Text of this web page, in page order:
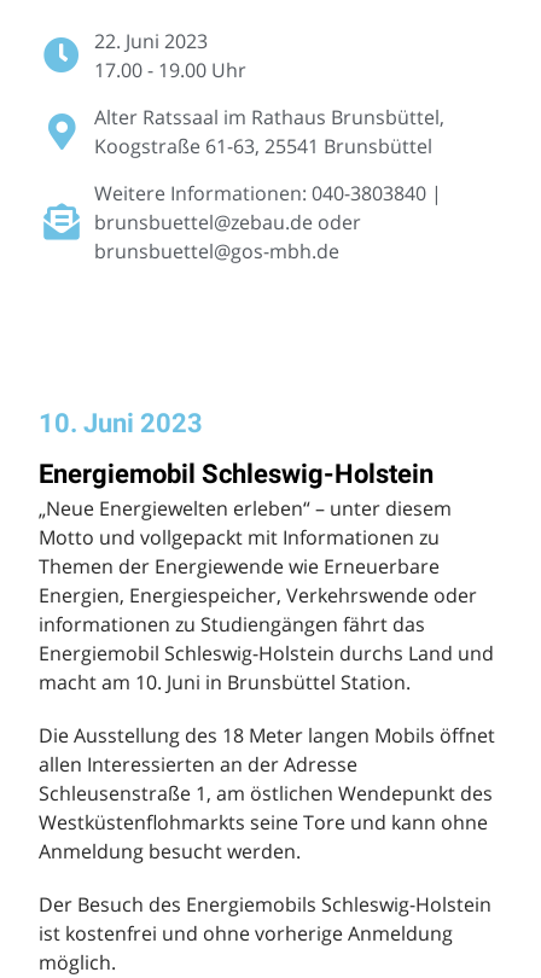
22. Juni 2023
17.00 - 19.00 Uhr
Alter Ratssaal im Rathaus Brunsbüttel,
Koogstraße 61-63, 25541 Brunsbüttel
Weitere Informationen: 040-3803840 |
brunsbuettel@zebau.de oder
brunsbuettel@gos-mbh.de
10. Juni 2023
Energiemobil Schleswig-Holstein
„Neue Energiewelten erleben“ – unter diesem
Motto und vollgepackt mit Informationen zu
Themen der Energiewende wie Erneuerbare
Energien, Energiespeicher, Verkehrswende oder
informationen zu Studiengängen fährt das
Energiemobil Schleswig-Holstein durchs Land und
macht am 10. Juni in Brunsbüttel Station.
Die Ausstellung des 18 Meter langen Mobils öffnet
allen Interessierten an der Adresse
Schleusenstraße 1, am östlichen Wendepunkt des
Westküstenflohmarkts seine Tore und kann ohne
Anmeldung besucht werden.
Der Besuch des Energiemobils Schleswig-Holstein
ist kostenfrei und ohne vorherige Anmeldung
möglich.